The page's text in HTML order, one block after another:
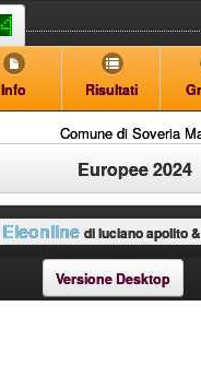
Info Risultati
Comune di Soveria
Europee 2024
Eleonline di luciano apolito
Versione Desktop